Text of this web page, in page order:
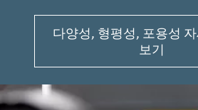
다양성, 형평성, 포용성
보기